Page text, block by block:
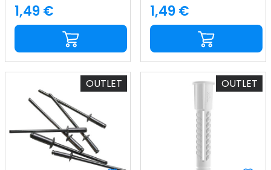
Preço
1,49 € Preço
1,49 €
OUTLET OUTLET